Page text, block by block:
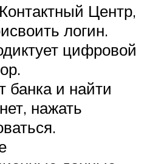
Центр,
логин.
цифровой
банка и найти
нажать